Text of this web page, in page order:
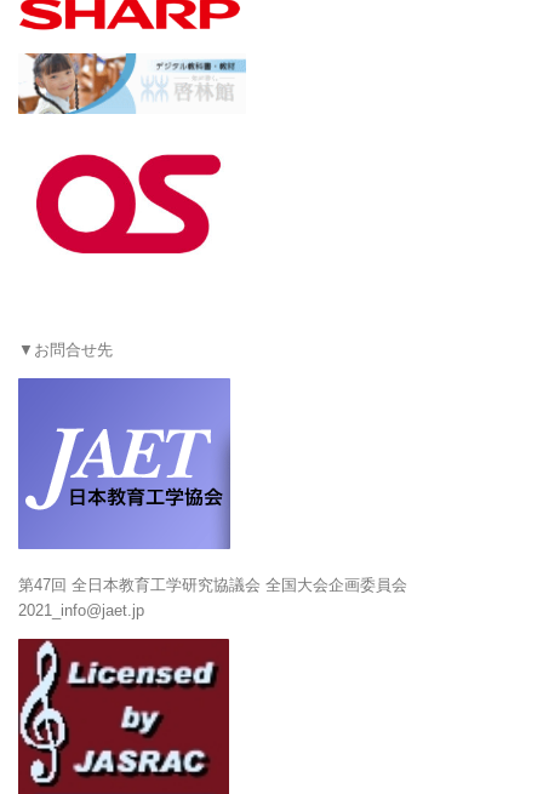
▼お問合せ先
第47回 全日本教育工学研究協議会 全国大会企画委員会
2021_info@jaet.jp